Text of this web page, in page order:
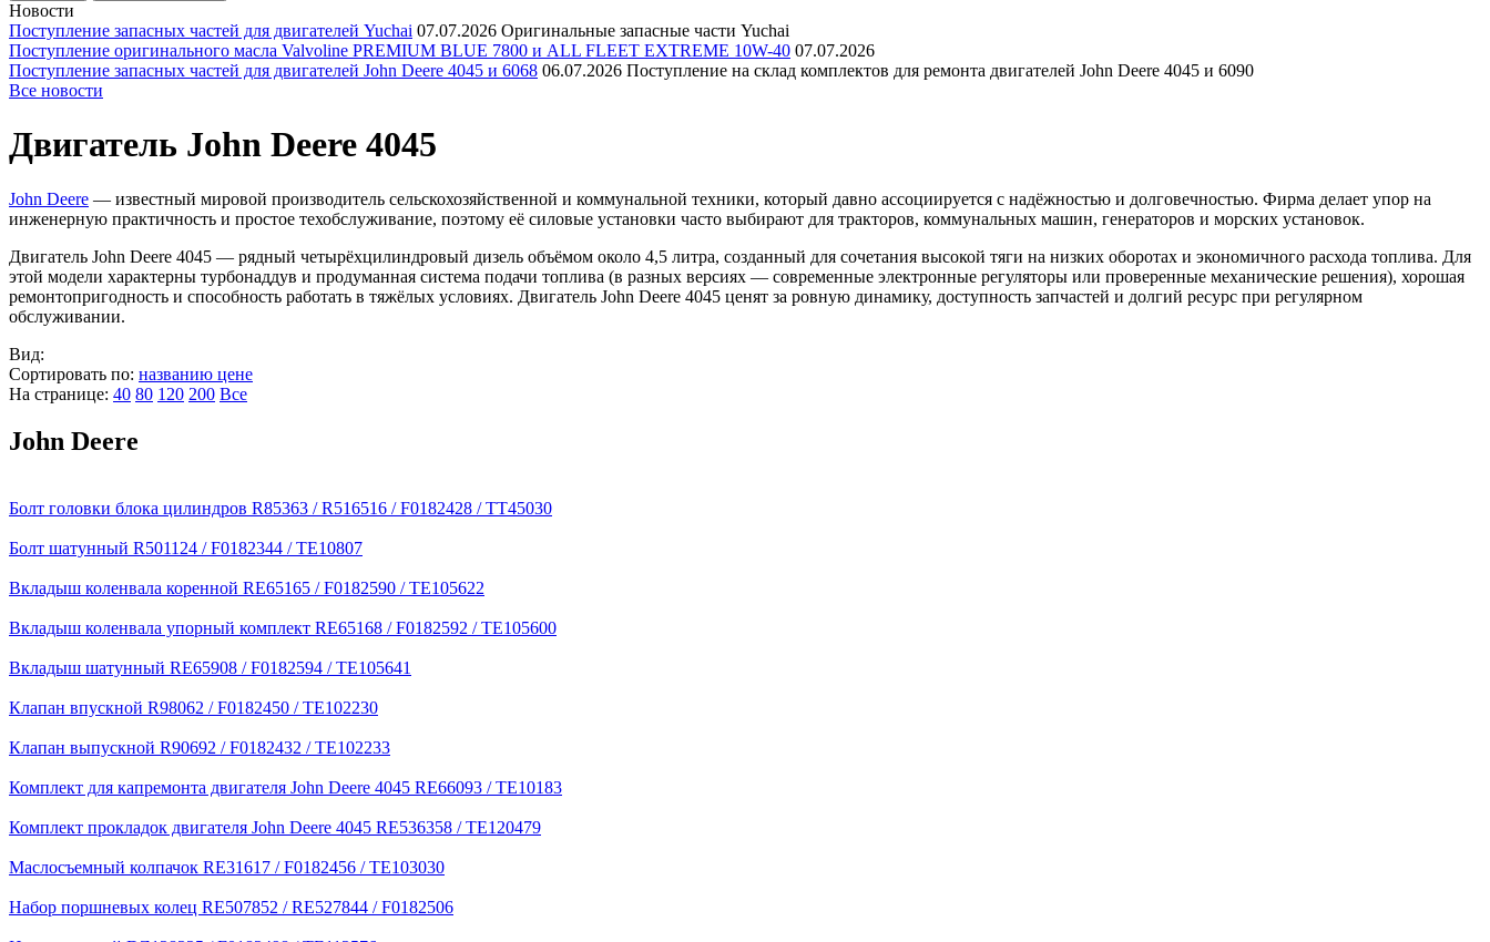
Новости
Поступление запасных частей для двигателей Yuchai 07.07.2026 Оригинальные запасные части Yuchai
Поступление оригинального масла Valvoline PREMIUM BLUE 7800 и ALL FLEET EXTREME 10W-40 07.07.2026
Поступление запасных частей для двигателей John Deere 4045 и 6068 06.07.2026 Поступление на склад комплектов для ремонта двигателей John Deere 4045 и 6090
Все новости
Двигатель John Deere 4045
John Deere — известный мировой производитель сельскохозяйственной и коммунальной техники, который давно ассоциируется с надёжностью и долговечностью. Фирма делает упор на
инженерную практичность и простое техобслуживание, поэтому её силовые установки часто выбирают для тракторов, коммунальных машин, генераторов и морских установок.
Двигатель John Deere 4045 — рядный четырёхцилиндровый дизель объёмом около 4,5 литра, созданный для сочетания высокой тяги на низких оборотах и экономичного расхода топлива. Для
этой модели характерны турбонаддув и продуманная система подачи топлива (в разных версиях — современные электронные регуляторы или проверенные механические решения), хорошая
ремонтопригодность и способность работать в тяжёлых условиях. Двигатель John Deere 4045 ценят за ровную динамику, доступность запчастей и долгий ресурс при регулярном
обслуживании.
Вид:
Сортировать по: названию цене
На странице: 40 80 120 200 Все
John Deere
Болт головки блока цилиндров R85363 / R516516 / F0182428 / TT45030
Болт шатунный R501124 / F0182344 / TE10807
Вкладыш коленвала коренной RE65165 / F0182590 / TE105622
Вкладыш коленвала упорный комплект RE65168 / F0182592 / TE105600
Вкладыш шатунный RE65908 / F0182594 / TE105641
Клапан впускной R98062 / F0182450 / TE102230
Клапан выпускной R90692 / F0182432 / TE102233
Комплект для капремонта двигателя John Deere 4045 RE66093 / TE10183
Комплект прокладок двигателя John Deere 4045 RE536358 / TE120479
Маслосъемный колпачок RE31617 / F0182456 / TE103030
Набор поршневых колец RE507852 / RE527844 / F0182506